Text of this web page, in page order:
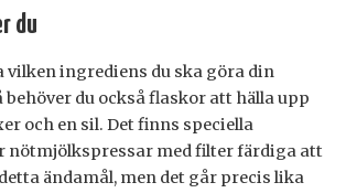
du
vilken ingrediens du ska göra din
behöver du också flaskor att hälla upp
och en sil. Det finns speciella
nötmjölkspressar med filter färdiga att
ändamål, men det går precis lika